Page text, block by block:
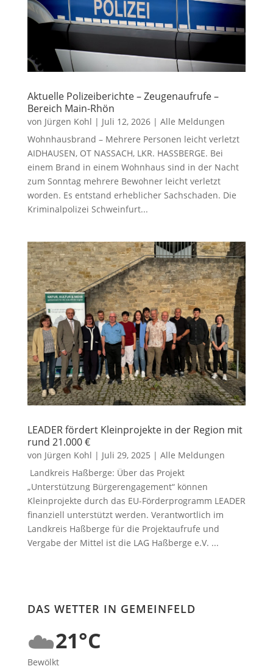
Aktuelle Polizeiberichte – Zeugenaufrufe –
Bereich Main-Rhön
von Jürgen Kohl | Juli 12, 2026| Alle Meldungen
Wohnhausbrand – Mehrere Personen leicht verletzt
AIDHAUSEN, OT NASSACH, LKR. HASSBERGE. Bei
einem Brand in einem Wohnhaus sind in der Nacht
zum Sonntag mehrere Bewohner leicht verletzt
worden. Es entstand erheblicher Sachschaden. Die
Kriminalpolizei Schweinfurt...
LEADER fördert Kleinprojekte in der Region mit
rund 21.000 €
von Jürgen Kohl | Juli 29, 2025 | Alle Meldungen
Landkreis Haßberge: Über das Projekt
„Unterstützung Bürgerengagement“ können
Kleinprojekte durch das EU-Förderprogramm LEADER
finanziell unterstützt werden. Verantwortlich im
Landkreis Haßberge für die Projektaufrufe und
Vergabe der Mittel ist die LAG Haßberge e.V. ...
DAS WETTER IN GEMEINFELD
☁️21°C
Bewölkt